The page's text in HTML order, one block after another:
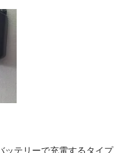
ッテリーで充電するタイプ